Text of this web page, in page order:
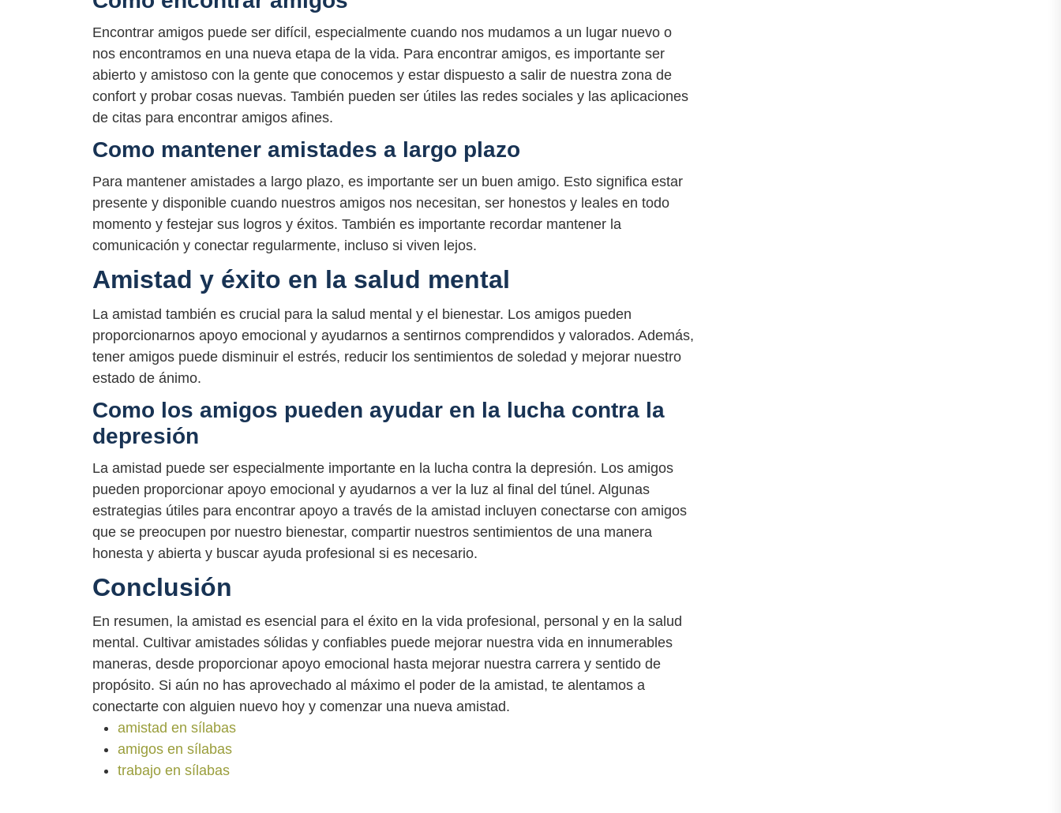
Encontrar amigos puede ser difícil, especialmente cuando nos mudamos a un lugar nuevo o
nos encontramos en una nueva etapa de la vida. Para encontrar amigos, es importante ser
abierto y amistoso con la gente que conocemos y estar dispuesto a salir de nuestra zona de
confort y probar cosas nuevas. También pueden ser útiles las redes sociales y las aplicaciones
de citas para encontrar amigos afines.
Como mantener amistades a largo plazo
Para mantener amistades a largo plazo, es importante ser un buen amigo. Esto significa estar
presente y disponible cuando nuestros amigos nos necesitan, ser honestos y leales en todo
momento y festejar sus logros y éxitos. También es importante recordar mantener la
comunicación y conectar regularmente, incluso si viven lejos.
Amistad y éxito en la salud mental
La amistad también es crucial para la salud mental y el bienestar. Los amigos pueden
proporcionarnos apoyo emocional y ayudarnos a sentirnos comprendidos y valorados. Además,
tener amigos puede disminuir el estrés, reducir los sentimientos de soledad y mejorar nuestro
estado de ánimo.
Como los amigos pueden ayudar en la lucha contra la
depresión
La amistad puede ser especialmente importante en la lucha contra la depresión. Los amigos
pueden proporcionar apoyo emocional y ayudarnos a ver la luz al final del túnel. Algunas
estrategias útiles para encontrar apoyo a través de la amistad incluyen conectarse con amigos
que se preocupen por nuestro bienestar, compartir nuestros sentimientos de una manera
honesta y abierta y buscar ayuda profesional si es necesario.
Conclusión
En resumen, la amistad es esencial para el éxito en la vida profesional, personal y en la salud
mental. Cultivar amistades sólidas y confiables puede mejorar nuestra vida en innumerables
maneras, desde proporcionar apoyo emocional hasta mejorar nuestra carrera y sentido de
propósito. Si aún no has aprovechado al máximo el poder de la amistad, te alentamos a
conectarte con alguien nuevo hoy y comenzar una nueva amistad.
amistad en sílabas
amigos en sílabas
trabajo en sílabas